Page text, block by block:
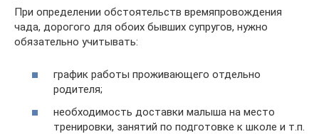
При определении обстоятельств времяпровождения
чада, дорогого для обоих бывших супругов, нужно
обязательно учитывать:
график работы проживающего отдельно
родителя;
необходимость доставки малыша на место
тренировки, занятий по подготовке к школе и т.п.